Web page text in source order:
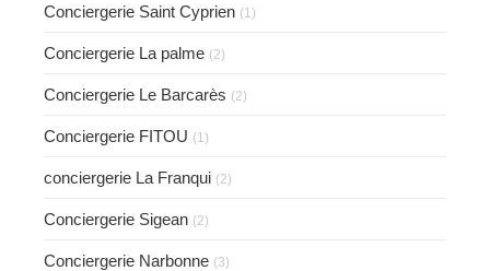
Conciergerie Saint Cyprien (1)
Conciergerie La palme (2)
Conciergerie Le Barcarès (2)
Conciergerie FITOU (1)
conciergerie La Franqui (2)
Conciergerie Sigean (2)
Conciergerie Narbonne (3)